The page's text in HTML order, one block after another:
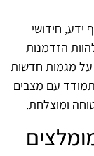
ידע, חידושי
הזדמנות
על מגמות חדשות
עם מצבים
ומוצלחת.